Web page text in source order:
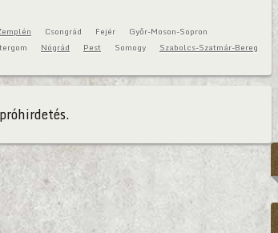
Csongrád Fejér
Győr-Moson-Sopron
Nógrád Pest Somogy
Szabolcs-Szatmár-Bereg